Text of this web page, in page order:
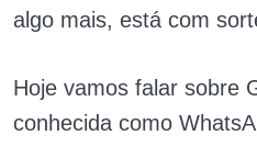
algo mais, está com
Hoje vamos falar sobre
conhecida como